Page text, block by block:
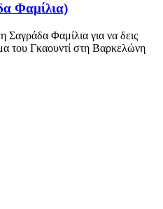
Φαμίλια)
Σαγράδα Φαμίλια για να δεις
του Γκαουντί στη Βαρκελώνη